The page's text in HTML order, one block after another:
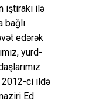
iştirakı ilə
bağlı
edərək
yurd-
2012-ci ildə
Ed